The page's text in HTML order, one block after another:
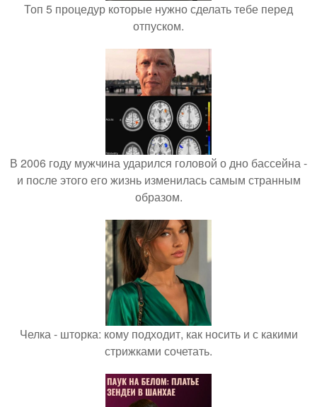
Топ 5 процедур которые нужно сделать тебе перед
отпуском.
В 2006 году мужчина ударился головой о дно бассейна -
и после этого его жизнь изменилась самым странным
образом.
Челка - шторка: кому подходит, как носить и с какими
стрижками сочетать.